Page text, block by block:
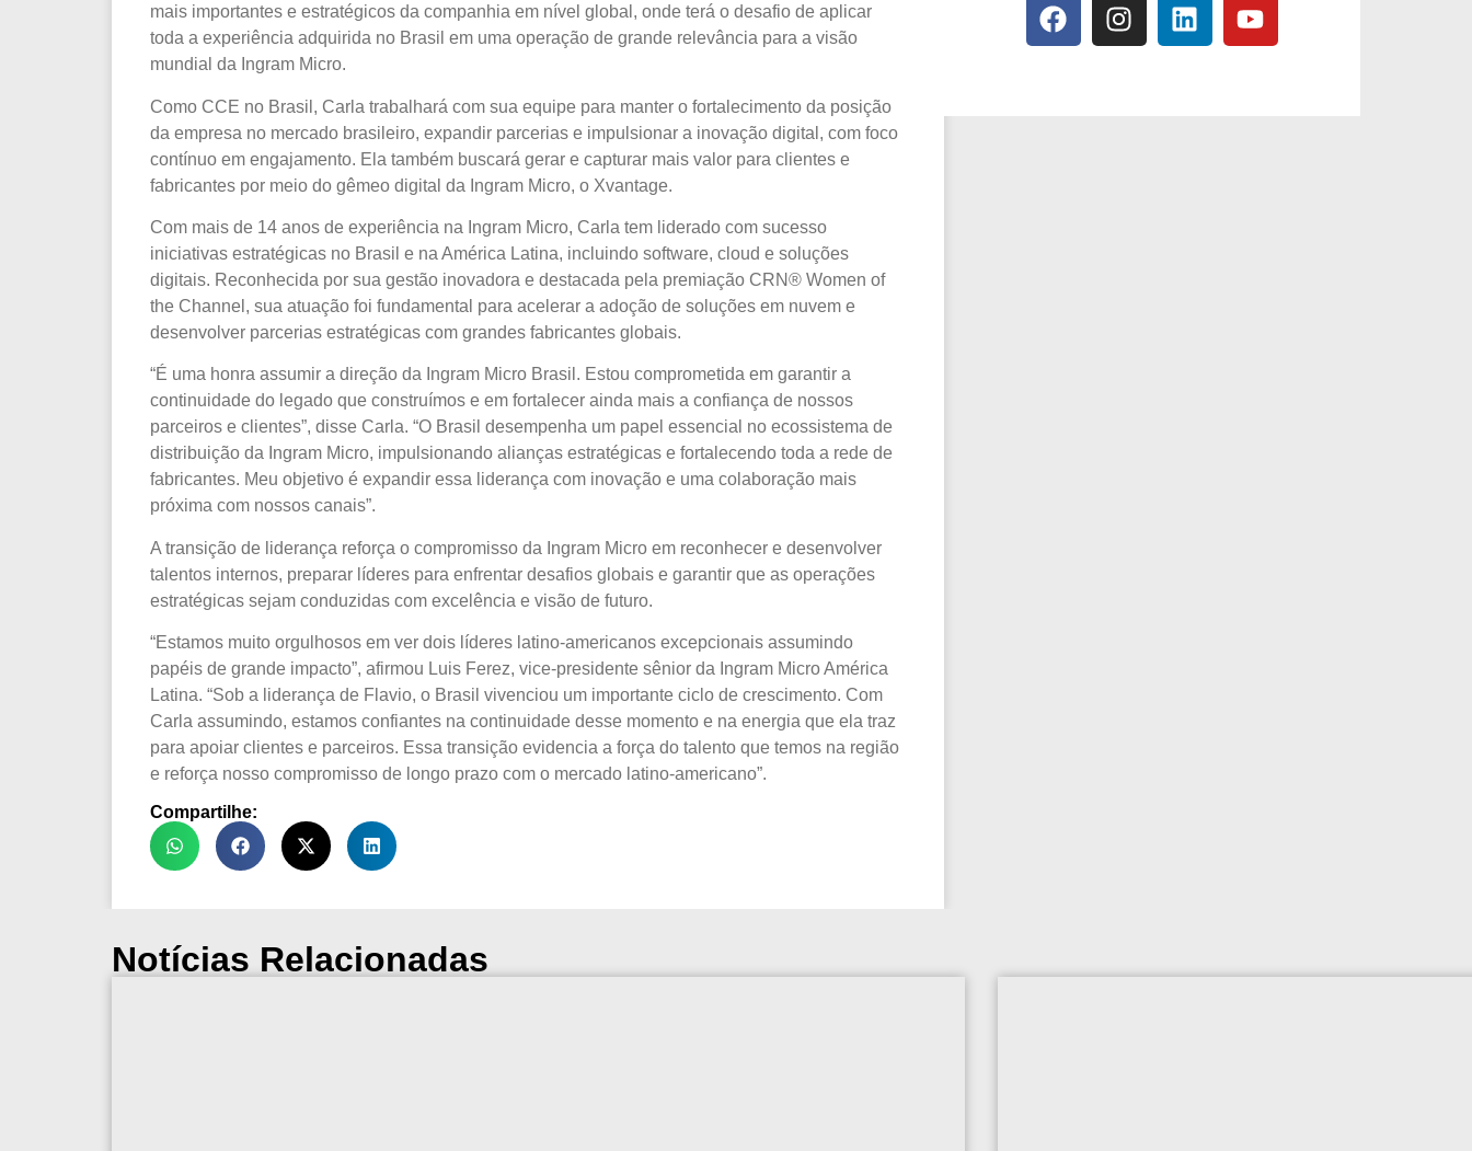
mais importantes e estratégicos da companhia em nível global, onde terá o desafio de aplicar
toda a experiência adquirida no Brasil em uma operação de grande relevância para a visão
mundial da Ingram Micro.
Como CCE no Brasil, Carla trabalhará com sua equipe para manter o fortalecimento da posição
da empresa no mercado brasileiro, expandir parcerias e impulsionar a inovação digital, com foco
contínuo em engajamento. Ela também buscará gerar e capturar mais valor para clientes e
fabricantes por meio do gêmeo digital da Ingram Micro, o Xvantage.
Com mais de 14 anos de experiência na Ingram Micro, Carla tem liderado com sucesso
iniciativas estratégicas no Brasil e na América Latina, incluindo software, cloud e soluções
digitais. Reconhecida por sua gestão inovadora e destacada pela premiação CRN® Women of
the Channel, sua atuação foi fundamental para acelerar a adoção de soluções em nuvem e
desenvolver parcerias estratégicas com grandes fabricantes globais.
“É uma honra assumir a direção da Ingram Micro Brasil. Estou comprometida em garantir a
continuidade do legado que construímos e em fortalecer ainda mais a confiança de nossos
parceiros e clientes”, disse Carla. “O Brasil desempenha um papel essencial no ecossistema de
distribuição da Ingram Micro, impulsionando alianças estratégicas e fortalecendo toda a rede de
fabricantes. Meu objetivo é expandir essa liderança com inovação e uma colaboração mais
próxima com nossos canais”.
A transição de liderança reforça o compromisso da Ingram Micro em reconhecer e desenvolver
talentos internos, preparar líderes para enfrentar desafios globais e garantir que as operações
estratégicas sejam conduzidas com excelência e visão de futuro.
“Estamos muito orgulhosos em ver dois líderes latino-americanos excepcionais assumindo
papéis de grande impacto”, afirmou Luis Ferez, vice-presidente sênior da Ingram Micro América
Latina. “Sob a liderança de Flavio, o Brasil vivenciou um importante ciclo de crescimento. Com
Carla assumindo, estamos confiantes na continuidade desse momento e na energia que ela traz
para apoiar clientes e parceiros. Essa transição evidencia a força do talento que temos na região
e reforça nosso compromisso de longo prazo com o mercado latino-americano”.
Compartilhe:
Notícias Relacionadas